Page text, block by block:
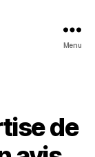
Menu
de